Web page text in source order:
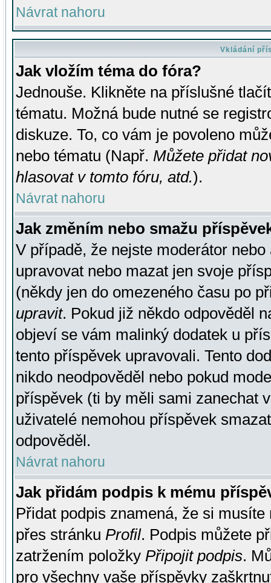
Návrat nahoru
Vkládání
Jak vložím téma do fóra?
Jednouše. Klikněte na příslušné
tématu. Možná bude nutné se
diskuze. To, co vám je povoleno
nebo tématu (Např. Můžete přidat
hlasovat v tomto fóru, atd.).
Návrat nahoru
Jak změním nebo smažu
V případě, že nejste moderátor
upravovat nebo mazat jen svoje
(někdy jen do omezeného času po
upravit. Pokud již někdo odpověděl
objeví se vám malinký dodatek u
tento příspěvek upravovali. Tento
nikdo neodpověděl nebo pokud
příspěvek (ti by měli sami zanechat
uživatelé nemohou příspěvek
odpověděl.
Návrat nahoru
Jak přidám podpis k mému
Přidat podpis znamená, že si
přes stránku Profil. Podpis můžete
zatržením položky Připojit podpis.
pro všechny vaše příspěvky